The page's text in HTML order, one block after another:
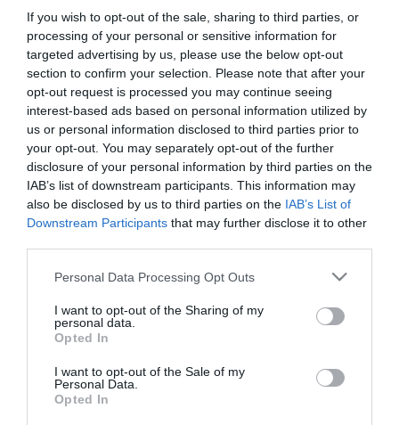
If you wish to opt-out of the sale, sharing to third parties, or
processing of your personal or sensitive information for
targeted advertising by us, please use the below opt-out
section to confirm your selection. Please note that after your
opt-out request is processed you may continue seeing
interest-based ads based on personal information utilized by
us or personal information disclosed to third parties prior to
your opt-out. You may separately opt-out of the further
disclosure of your personal information by third parties on the
IAB’s list of downstream participants. This information may
also be disclosed by us to third parties on the IAB’s List of
Downstream Participants that may further disclose it to other
Please note that this website/app uses one or more Google
not limited to your visit or usage behaviour. You may click to
grant or deny consent to Google and its third-party tags to
use your data for below specified purposes in below Google
consent section.
Personal Data Processing Opt Outs
I want to opt-out of the Sharing of my
personal data.
Opted In
I want to opt-out of the Sale of my
Personal Data.
Opted In
συμπεριλαμβανομένου του ΦΠΑ και του
προβλεπόμενου δικαιώματος προαίρεσης, ήτοι
καθαρού ποσού 2.171.224 ευρώ, πλέον ΦΠΑ,
προχώρησε το Υπουργείο Ψηφιακής
Διακυβέρνησης. […]